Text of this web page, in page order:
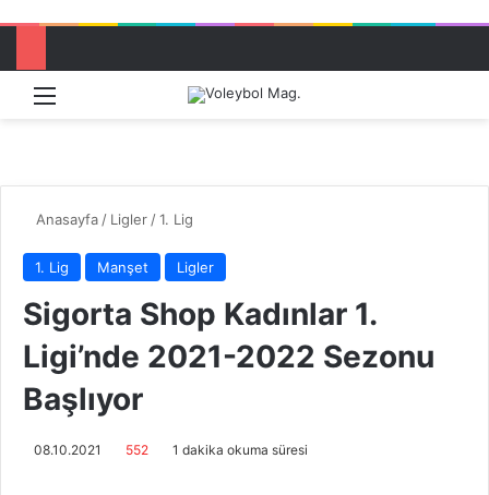
Anasayfa / Ligler /1. Lig
1. Lig Manşet Ligler
Sigorta Shop Kadınlar 1.
Ligi’nde 2021-2022 Sezonu
Başlıyor
08.10.2021 552 1 dakika okuma süresi